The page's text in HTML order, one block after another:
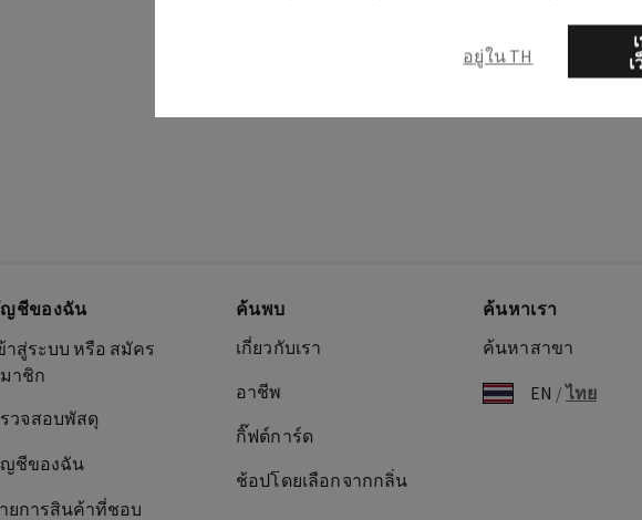
ชีของฉัน
าสู่ระบบ หรือ สมัคร
าชิก
วจสอบพัสดุ
ชีของฉัน
ยการสินค้าที่ชอบ
ค้นพบ
เกี่ยวกับเรา
อาชีพ
กิ๊ฟต์การ์ด
ช้อปโดยเลือกจากกลิ่น
ค้นหาเรา
ค้นหาสาขา
EN /ไทย
อยู่ใน TH